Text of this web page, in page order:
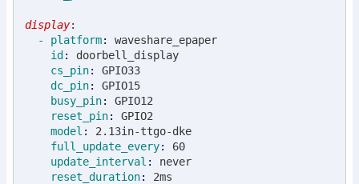
display:
  - platform
: waveshare_epaper
    id
: doorbell_display
    cs_pin
: GPIO33
    dc_pin
: GPIO15
    busy_pin
: GPIO12
    reset_pin
: GPIO2
    model
: 2.13in-ttgo-dke
    full_update_every
: 60
    update_interval
: never
    reset_duration
: 2ms